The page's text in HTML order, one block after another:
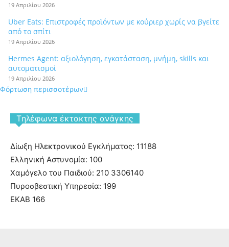
19 Απριλίου 2026
Uber Eats: Επιστροφές προϊόντων με κούριερ χωρίς να βγείτε
από το σπίτι
19 Απριλίου 2026
Hermes Agent: αξιολόγηση, εγκατάσταση, μνήμη, skills και
αυτοματισμοί
19 Απριλίου 2026
Φόρτωση περισσοτέρων
Tηλέφωνα έκτακτης ανάγκης
Δίωξη Ηλεκτρονικού Εγκλήματος: 11188
Ελληνική Αστυνομία: 100
Χαμόγελο του Παιδιού: 210 3306140
Πυροσβεστική Υπηρεσία: 199
ΕΚΑΒ 166